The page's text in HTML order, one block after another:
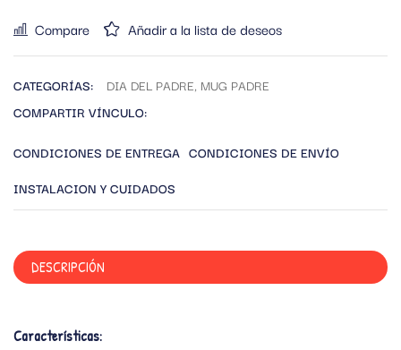
Compare Añadir a la lista de deseos
CATEGORÍAS: DIA DEL PADRE, MUG PADRE
COMPARTIR VÍNCULO:
CONDICIONES DE ENTREGA CONDICIONES DE ENVÍO
INSTALACION Y CUIDADOS
DESCRIPCIÓN
Características: